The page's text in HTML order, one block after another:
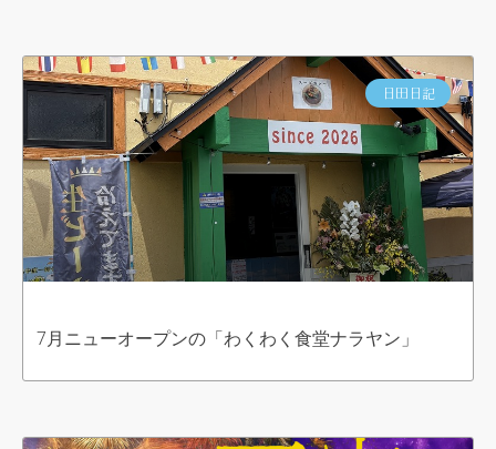
日田日記
7月ニューオープンの「わくわく食堂ナラヤン」